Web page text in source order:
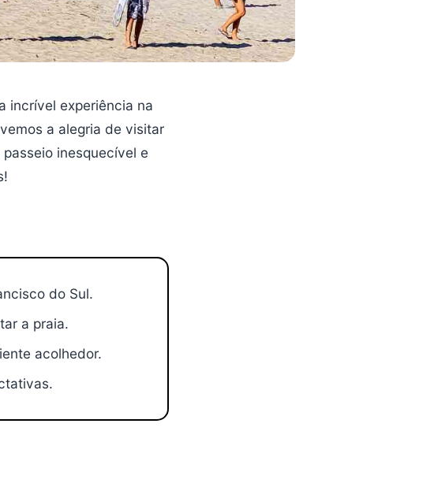
incrível experiência na
a alegria de visitar
inesquecível e
do Sul.
a praia.
acolhedor.